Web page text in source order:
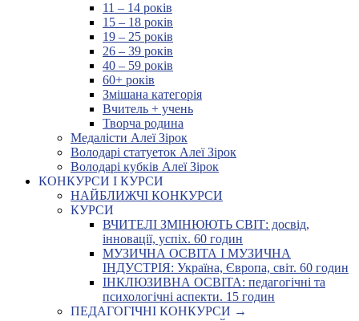
11 – 14 років
15 – 18 років
19 – 25 років
26 – 39 років
40 – 59 років
60+ років
Змішана категорія
Вчитель + учень
Творча родина
Медалісти Алеї Зірок
Володарі статуеток Алеї Зірок
Володарі кубків Алеї Зірок
КОНКУРСИ І КУРСИ
НАЙБЛИЖЧІ КОНКУРСИ
КУРСИ
ВЧИТЕЛІ ЗМІНЮЮТЬ СВІТ: досвід,
інновації, успіх. 60 годин
МУЗИЧНА ОСВІТА І МУЗИЧНА
ІНДУСТРІЯ: Україна, Європа, світ. 60 годин
ІНКЛЮЗИВНА ОСВІТА: педагогічні та
психологічні аспекти. 15 годин
ПЕДАГОГІЧНІ КОНКУРСИ →